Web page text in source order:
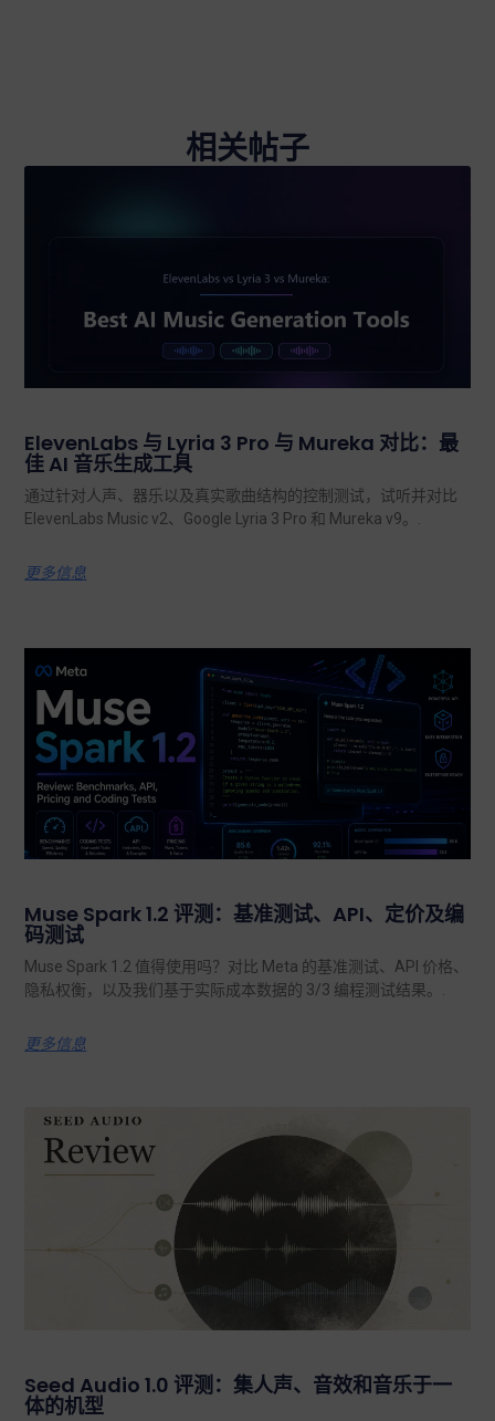
相关帖子
ElevenLabs 与 Lyria 3 Pro 与 Mureka 对比：最
佳 AI 音乐生成工具
通过针对人声、器乐以及真实歌曲结构的控制测试，试听并对比
ElevenLabs Music v2、Google Lyria 3 Pro 和 Mureka v9。.
更多信息
Muse Spark 1.2 评测：基准测试、API、定价及编
码测试
Muse Spark 1.2 值得使用吗？对比 Meta 的基准测试、API 价格、
隐私权衡，以及我们基于实际成本数据的 3/3 编程测试结果。.
更多信息
Seed Audio 1.0 评测：集人声、音效和音乐于一
体的机型